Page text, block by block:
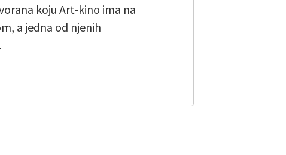
koju Art-kino ima na
a jedna od njenih